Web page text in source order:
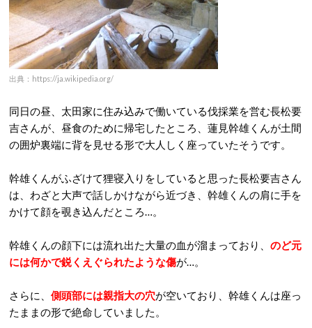
出典：https://ja.wikipedia.org/
同日の昼、太田家に住み込みで働いている伐採業を営む長松要
吉さんが、昼食のために帰宅したところ、蓮見幹雄くんが土間
の囲炉裏端に背を見せる形で大人しく座っていたそうです。
幹雄くんがふざけて狸寝入りをしていると思った長松要吉さん
は、わざと大声で話しかけながら近づき、幹雄くんの肩に手を
かけて顔を覗き込んだところ…。
幹雄くんの顔下には流れ出た大量の血が溜まっており、 のど元
には何かで鋭くえぐられたような傷が…。
さらに、 側頭部には親指大の穴が空いており、幹雄くんは座っ
たままの形で絶命していました。